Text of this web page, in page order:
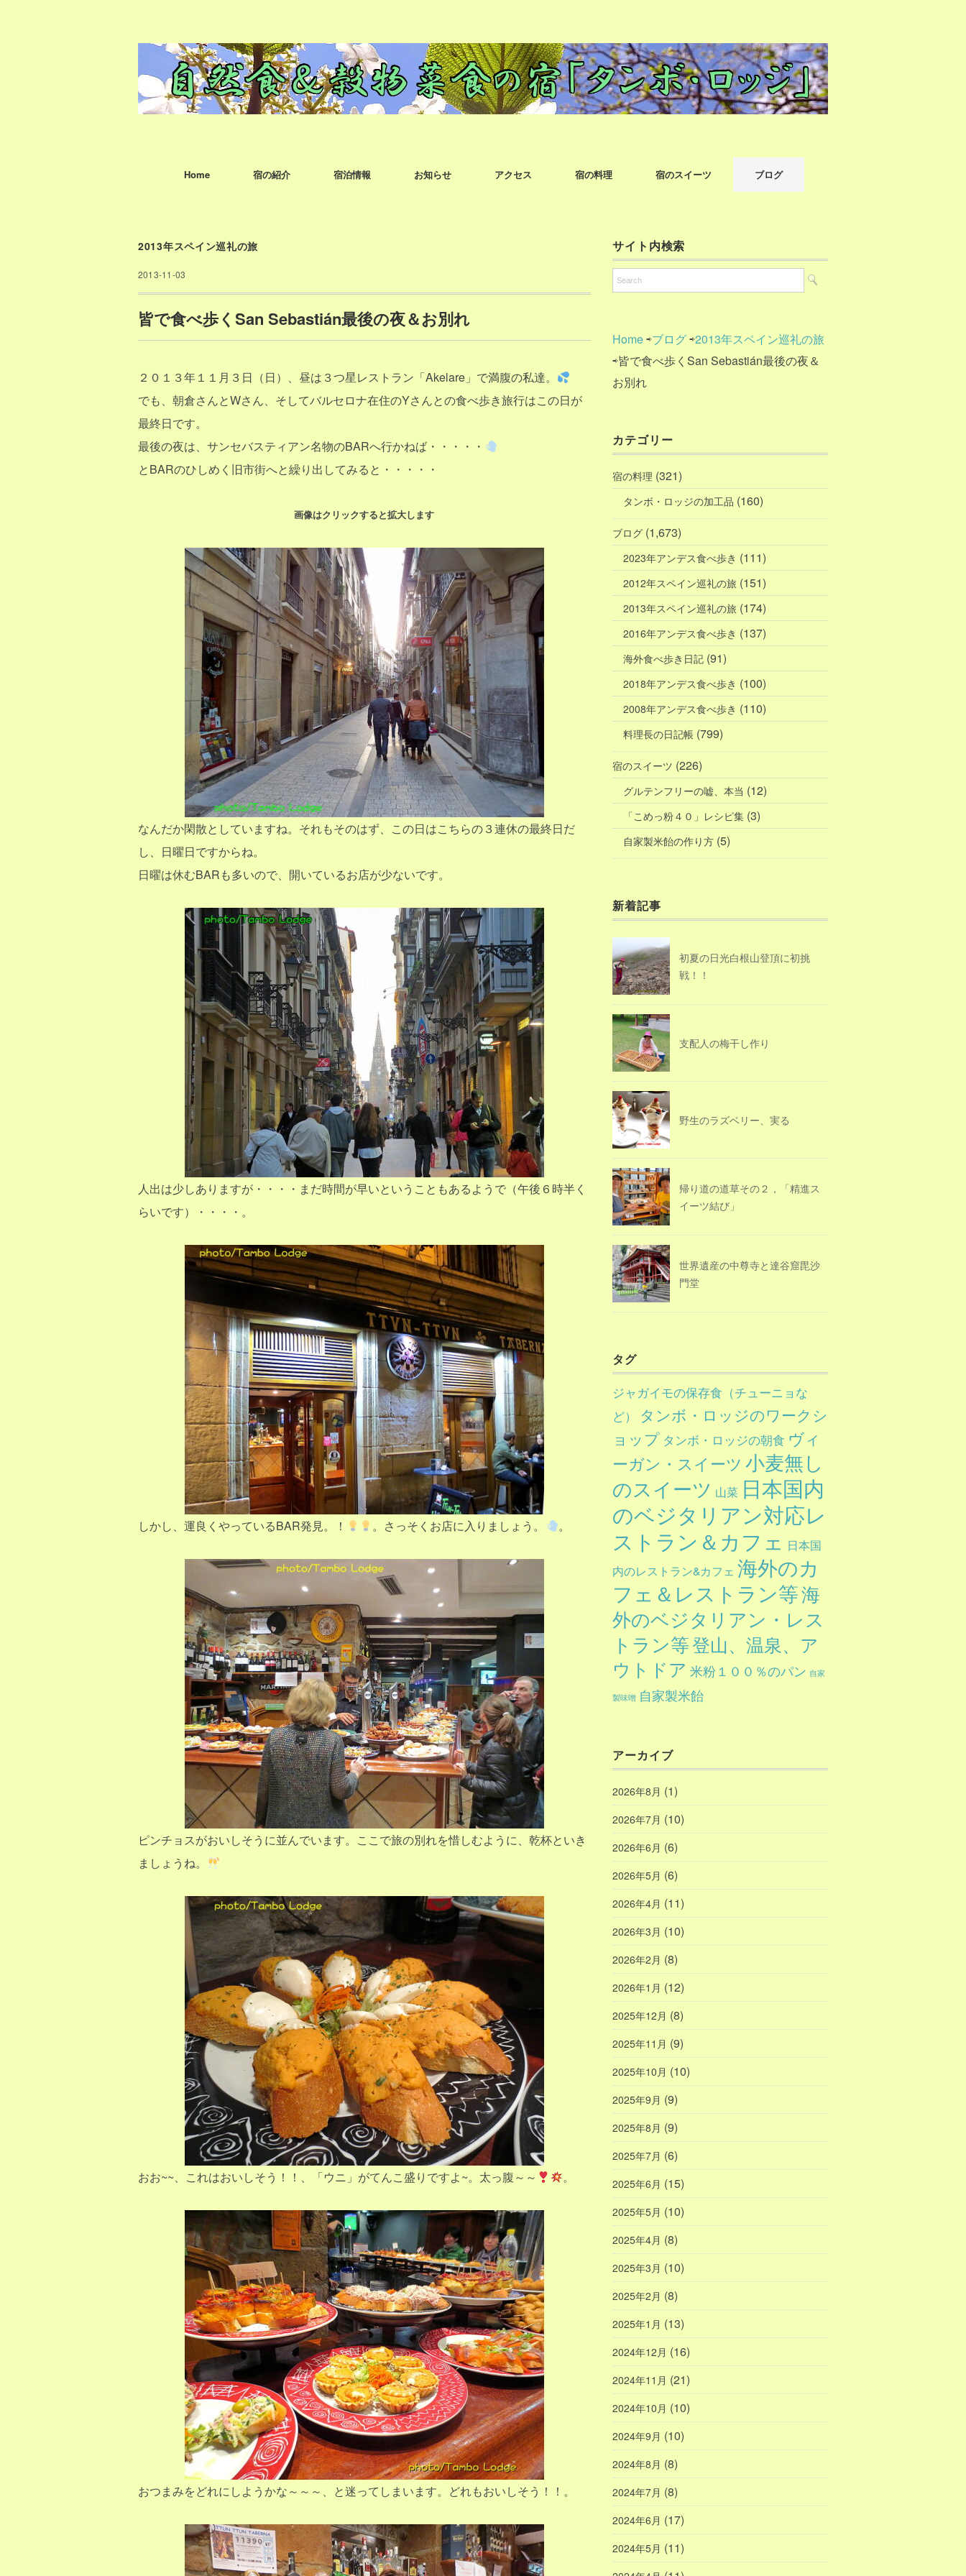
Home 宿の紹介 宿泊情報 お知らせ アクセス 宿の料理 宿のスイーツ ブログ
2013年スペイン巡礼の旅
2013-11-03
皆で食べ歩くSan Sebastián最後の夜＆お別れ
２０１３年１１月３日（日）、昼は３つ星レストラン「Akelare」で満腹の私達。
でも、朝倉さんとWさん、そしてバルセロナ在住のYさんとの食べ歩き旅行はこの日が
最終日です。
最後の夜は、サンセバスティアン名物のBARへ行かねば・・・・・
とBARのひしめく旧市街へと繰り出してみると・・・・・
画像はクリックすると拡大します
なんだか閑散としていますね。それもそのはず、この日はこちらの３連休の最終日だ
し、日曜日ですからね。
日曜は休むBARも多いので、開いているお店が少ないです。
人出は少しありますが・・・・まだ時間が早いということもあるようで（午後６時半く
らいです）・・・・。
しかし、運良くやっているBAR発見。！ 。さっそくお店に入りましょう。 。
ピンチョスがおいしそうに並んでいます。ここで旅の別れを惜しむように、乾杯といき
ましょうね。
おお~~、これはおいしそう！！、「ウニ」がてんこ盛りですよ~。太っ腹～～ 。
おつまみをどれにしようかな～～～、と迷ってしまいます。どれもおいしそう！！。
サイト内検索
Home⇨ブログ⇨2013年スペイン巡礼の旅
⇨皆で食べ歩くSan Sebastián最後の夜＆
お別れ
カテゴリー
宿の料理 (321)
タンボ・ロッジの加工品 (160)
ブログ (1,673)
2023年アンデス食べ歩き (111)
2012年スペイン巡礼の旅 (151)
2013年スペイン巡礼の旅 (174)
2016年アンデス食べ歩き (137)
海外食べ歩き日記 (91)
2018年アンデス食べ歩き (100)
2008年アンデス食べ歩き (110)
料理長の日記帳 (799)
宿のスイーツ (226)
グルテンフリーの嘘、本当 (12)
「こめっ粉４０」レシピ集 (3)
自家製米飴の作り方 (5)
新着記事
初夏の日光白根山登頂に初挑
戦！！
支配人の梅干し作り
野生のラズベリー、実る
帰り道の道草その２，「精進ス
イーツ結び」
世界遺産の中尊寺と達谷窟毘沙
門堂
タグ
ジャガイモの保存食（チューニョな
ど）
タンボ・ロッジのワークシ
ョップ タンボ・ロッジの朝食 ヴィ
ーガン・スイーツ 小麦無し
のスイーツ 山菜 日本国内
のベジタリアン対応レ
ストラン＆カフェ 日本国
内のレストラン&カフェ 海外のカ
フェ＆レストラン等海
外のベジタリアン・レス
トラン等登山、温泉、ア
ウトドア 米粉１００％のパン 自家
製味噌 自家製米飴
アーカイブ
2026年8月 (1)
2026年7月 (10)
2026年6月 (6)
2026年5月 (6)
2026年4月 (11)
2026年3月 (10)
2026年2月 (8)
2026年1月 (12)
2025年12月 (8)
2025年11月 (9)
2025年10月 (10)
2025年9月 (9)
2025年8月 (9)
2025年7月 (6)
2025年6月 (15)
2025年5月 (10)
2025年4月 (8)
2025年3月 (10)
2025年2月 (8)
2025年1月 (13)
2024年12月 (16)
2024年11月 (21)
2024年10月 (10)
2024年9月 (10)
2024年8月 (8)
2024年7月 (8)
2024年6月 (17)
2024年5月 (11)